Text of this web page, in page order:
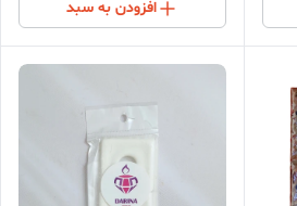
افزودن به سبد